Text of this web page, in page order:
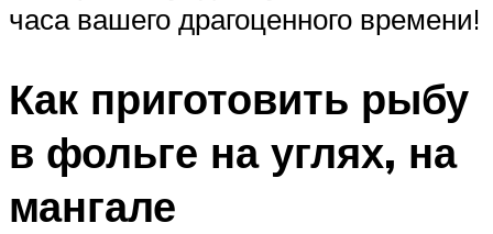
часа вашего драгоценного времени!
Как приготовить рыбу
в фольге на углях, на
мангале